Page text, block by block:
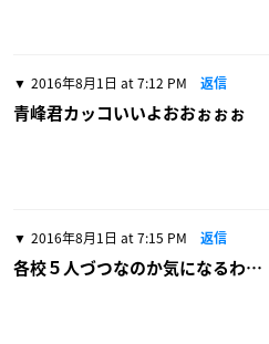
2016年8月1日 at 7:12 PM 返信
青峰君カッコいいよおおぉぉぉ
2016年8月1日 at 7:15 PM 返信
各校５人づつなのか気になるわ…